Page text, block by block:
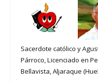
Sacerdote católico y
Párroco, Licenciado en
Bellavista, Aljaraque